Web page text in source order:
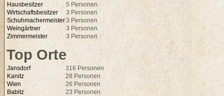
Hausbesitzer
5 Personen
Wirtschaftsbesitzer
3 Personen
Schuhmachermeister3 Personen
Weingärtner
3 Personen
Zimmermeister
3 Personen
Top Orte
Jansdorf
316 Personen
Kanitz
28 Personen
Wien
26 Personen
Babitz
23 Personen